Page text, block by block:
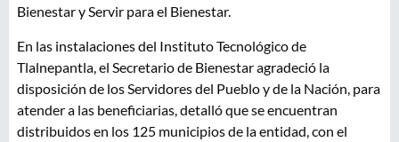
Bienestar y Servir para el Bienestar.
En las instalaciones del Instituto Tecnológico de
Tlalnepantla, el Secretario de Bienestar agradeció la
disposición de los Servidores del Pueblo y de la Nación, para
atender a las beneficiarias, detalló que se encuentran
distribuidos en los 125 municipios de la entidad, con el